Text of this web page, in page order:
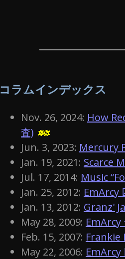
コラムインデックス
Nov. 26, 2024: How
査)
Jun. 3, 2023: Mercury
Jan. 19, 2021: Scarce
Jul. 17, 2014: Music
Jan. 25, 2012: EmArcy
Jan. 13, 2012: Granz'
May 28, 2009: EmArcy
Feb. 15, 2007: Frankie
May 22, 2006: EmArcy